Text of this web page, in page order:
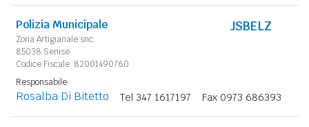
Polizia Municipale
Zona Artigianale snc
85038 Senise
Codice Fiscale: 82001490760
JSBELZ
Responsabile:
Rosalba Di Bitetto Tel 347 1617197 Fax 0973 686393